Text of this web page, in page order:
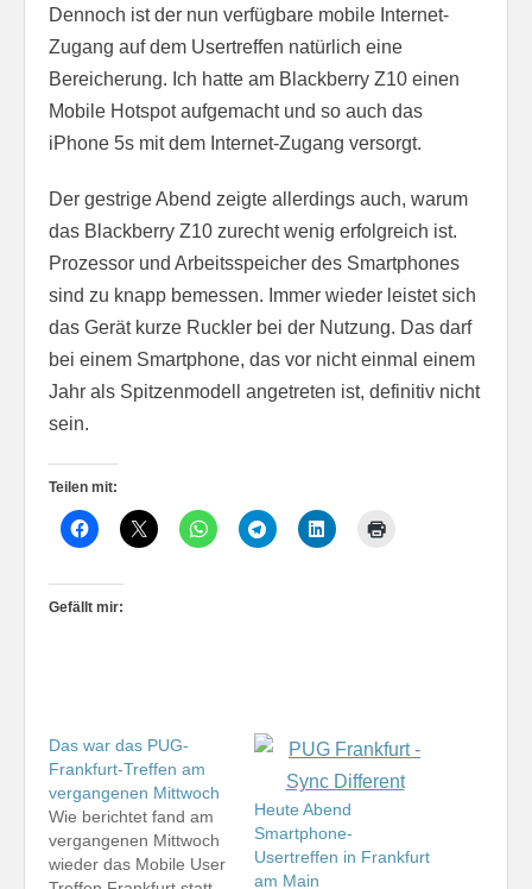
Dennoch ist der nun verfügbare mobile Internet-
Zugang auf dem Usertreffen natürlich eine
Bereicherung. Ich hatte am Blackberry Z10 einen
Mobile Hotspot aufgemacht und so auch das
iPhone 5s mit dem Internet-Zugang versorgt.
Der gestrige Abend zeigte allerdings auch, warum
das Blackberry Z10 zurecht wenig erfolgreich ist.
Prozessor und Arbeitsspeicher des Smartphones
sind zu knapp bemessen. Immer wieder leistet sich
das Gerät kurze Ruckler bei der Nutzung. Das darf
bei einem Smartphone, das vor nicht einmal einem
Jahr als Spitzenmodell angetreten ist, definitiv nicht
sein.
Teilen mit:
Gefällt mir:
Das war das PUG-
Frankfurt-Treffen am
vergangenen Mittwoch
Wie berichtet fand am
vergangenen Mittwoch
wieder das Mobile User
Heute Abend
Smartphone-
Usertreffen in Frankfurt
am Main